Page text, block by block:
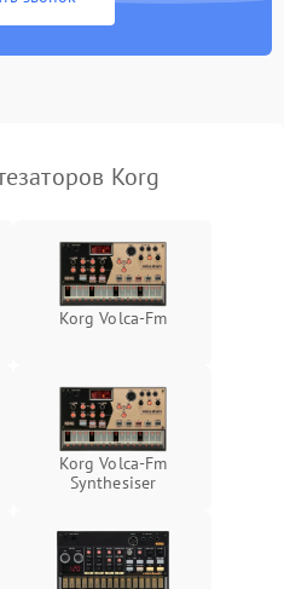
Korg
Korg Volca-Fm
Korg Volca-Fm
Synthesiser